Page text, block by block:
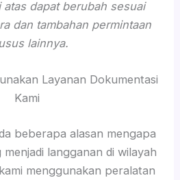
atas dapat berubah sesuai
dan tambahan permintaan
lainnya.
Layanan Dokumentasi
Kami
beberapa alasan mengapa
langganan di wilayah
menggunakan peralatan